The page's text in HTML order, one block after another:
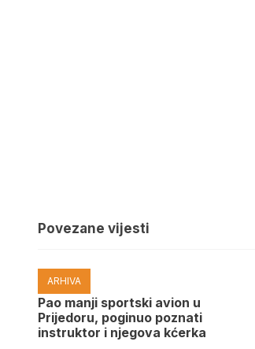
Povezane vijesti
ARHIVA
Pao manji sportski avion u
Prijedoru, poginuo poznati
instruktor i njegova kćerka